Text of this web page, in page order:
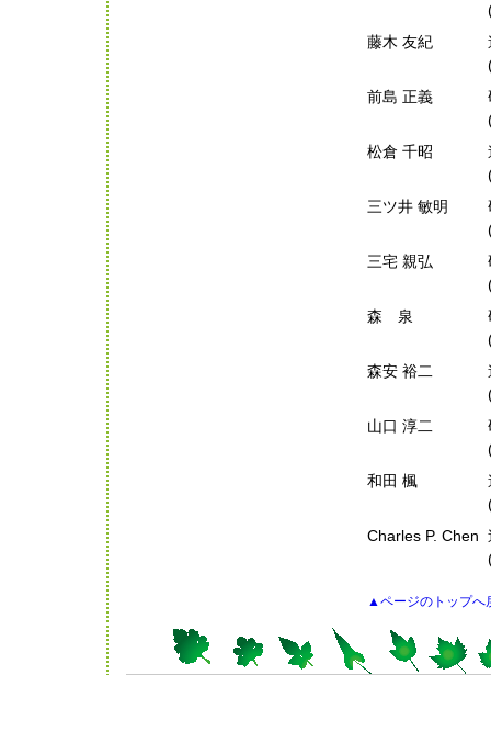
藤木 友紀
前島 正義
松倉 千昭
三ツ井 敏明
三宅 親弘
森 泉
森安 裕二
山口 淳二
和田 楓
Charles P. Chen
▲ページのトップへ